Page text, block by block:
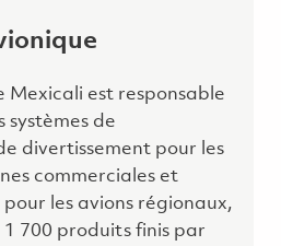
Mexicali est responsable
systèmes de
divertissement pour les
commerciales et
pour les avions régionaux,
1 700 produits finis par